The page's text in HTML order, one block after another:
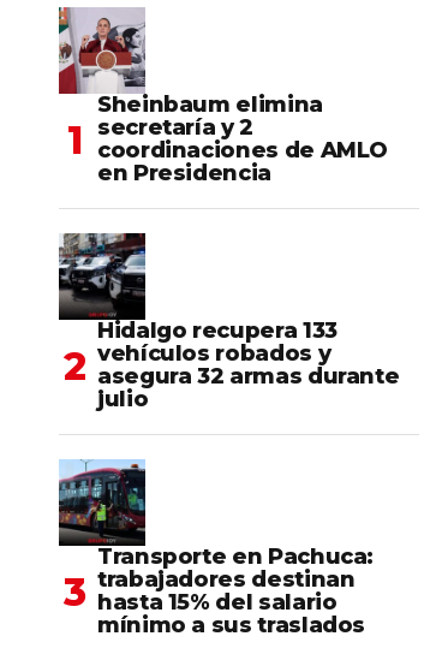
Sheinbaum elimina
secretaría y 2
coordinaciones de AMLO
en Presidencia
Hidalgo recupera 133
vehículos robados y
asegura 32 armas durante
julio
Transporte en Pachuca:
trabajadores destinan
hasta 15% del salario
mínimo a sus traslados